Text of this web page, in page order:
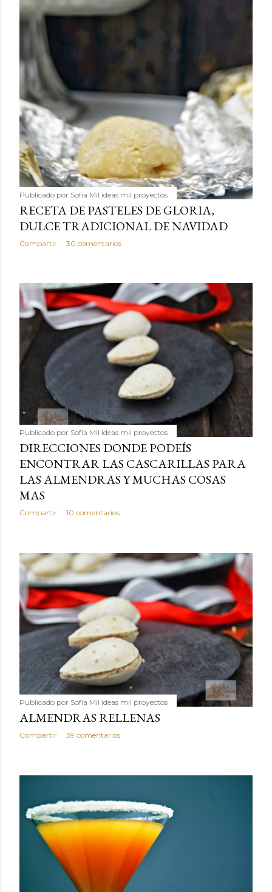
Publicado por Sofía Mil ideas mil proyectos
RECETA DE PASTELES DE GLORIA,
DULCE TRADICIONAL DE NAVIDAD
Compartir 30 comentarios
Publicado por Sofía Mil ideas mil proyectos
DIRECCIONES DONDE PODEÍS
ENCONTRAR LAS CASCARILLAS PARA
LAS ALMENDRAS Y MUCHAS COSAS
MAS
Compartir 10 comentarios
Publicado por Sofía Mil ideas mil proyectos
ALMENDRAS RELLENAS
Compartir 39 comentarios